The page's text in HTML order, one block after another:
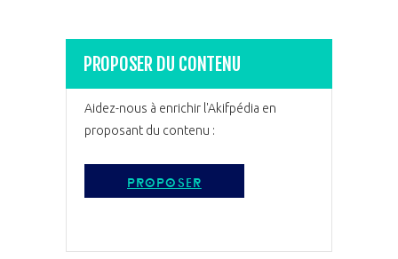
PROPOSER DU CONTENU
Aidez-nous à enrichir l'Akifpédia en
proposant du contenu :
proposer